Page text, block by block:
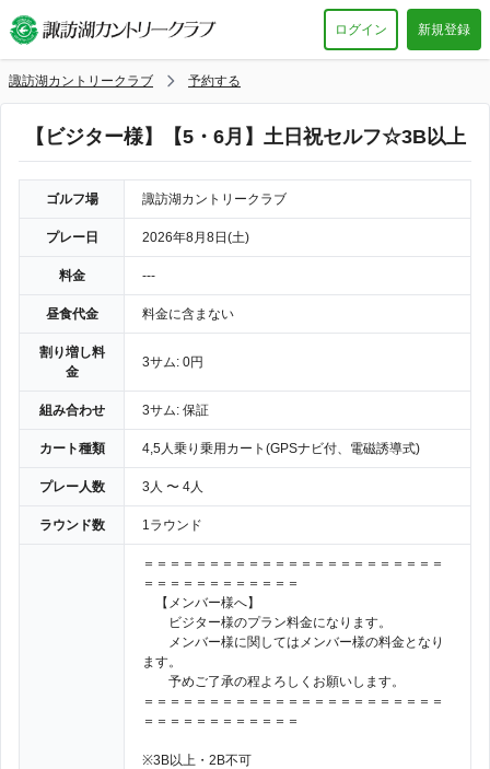
ログイン 新規登録
諏訪湖カントリークラブ 予約する
【ビジター様】【5・6月】土日祝セルフ☆3B以上
ゴルフ場 諏訪湖カントリークラブ
プレー日 2026年8月8日(土)
料金 ---
昼食代金 料金に含まない
割り増し料
金
3サム: 0円
組み合わせ 3サム: 保証
カート種類 4,5人乗り乗用カート(GPSナビ付、電磁誘導式)
プレー人数 3人 〜 4人
ラウンド数 1ラウンド
＝＝＝＝＝＝＝＝＝＝＝＝＝＝＝＝＝＝＝＝＝＝＝
＝＝＝＝＝＝＝＝＝＝＝＝
【メンバー様へ】
ビジター様のプラン料金になります。
メンバー様に関してはメンバー様の料金となり
ます。
予めご了承の程よろしくお願いします。
＝＝＝＝＝＝＝＝＝＝＝＝＝＝＝＝＝＝＝＝＝＝＝
＝＝＝＝＝＝＝＝＝＝＝＝
※3B以上・2B不可